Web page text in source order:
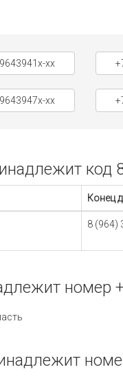
xx
xx
код
Конец
8 (964)
номер